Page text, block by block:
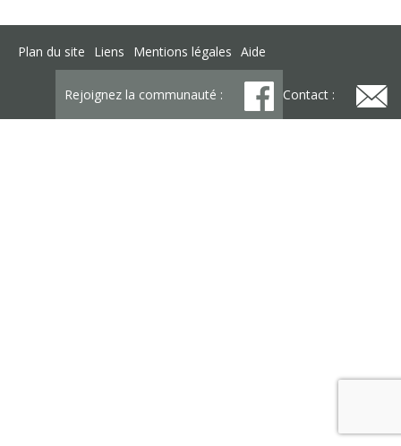
Plan du site Liens Mentions légales Aide
Rejoignez la communauté : Contact :